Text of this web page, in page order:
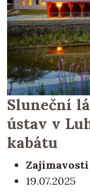
Sluneční
ústav v
kabátu
Zajímavosti
19.07.2025